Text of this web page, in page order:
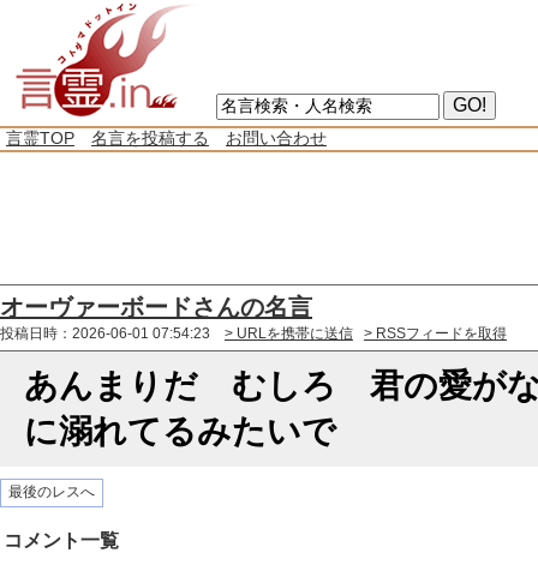
言霊TOP 名言を投稿する お問い合わせ
オーヴァーボードさんの名言
投稿日時：2026-06-01 07:54:23 > URLを携帯に送信 > RSSフィードを取得
あんまりだ むしろ 君の愛が
に溺れてるみたいで
最後のレスへ
コメント一覧